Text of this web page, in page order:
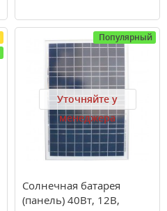
Популярный
Уточняйте у
менеджера
Солнечная батарея
(панель) 40Вт, 12В,